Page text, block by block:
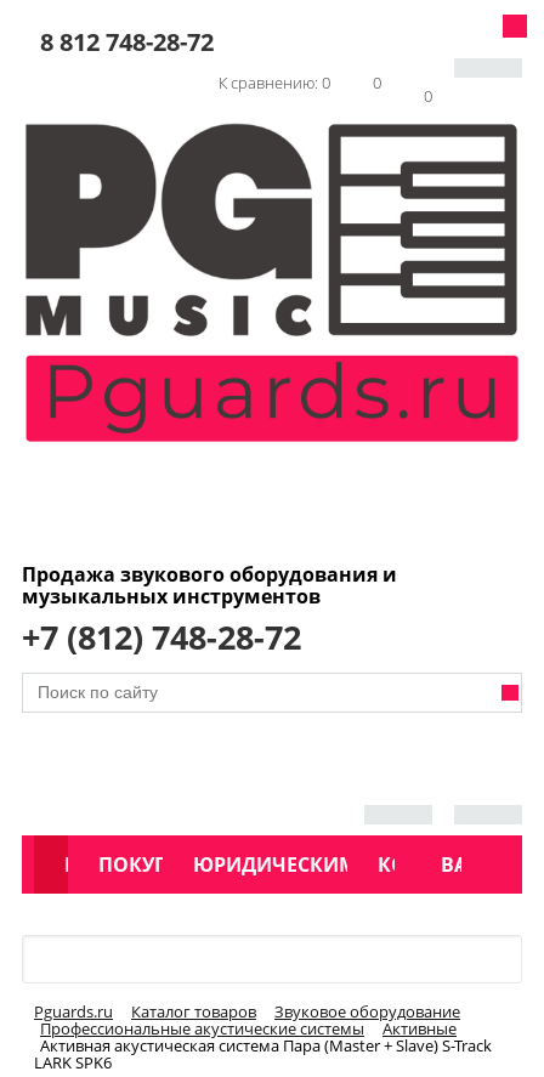
8 812 748-28-72
0
0
К сравнению: 0
Продажа звукового оборудования и
музыкальных инструментов
+7 (812) 748-28-72
АКЦИИ
КАТАЛОГ
ПОКУПАТЕЛЯМЮРИДИЧЕСКИМ ЛИЦАМКОНТАКТЫ
УСЛУГИ
Pguards.ru Каталог товаров Звуковое оборудование
Профессиональные акустические системы Активные
Активная акустическая система Пара (Master + Slave) S-Track
LARK SPK6